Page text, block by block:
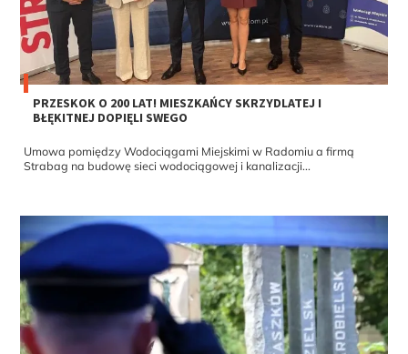
PRZESKOK O 200 LAT! MIESZKAŃCY SKRZYDLATEJ I
BŁĘKITNEJ DOPIĘLI SWEGO
Umowa pomiędzy Wodociągami Miejskimi w Radomiu a firmą
Strabag na budowę sieci wodociągowej i kanalizacji...